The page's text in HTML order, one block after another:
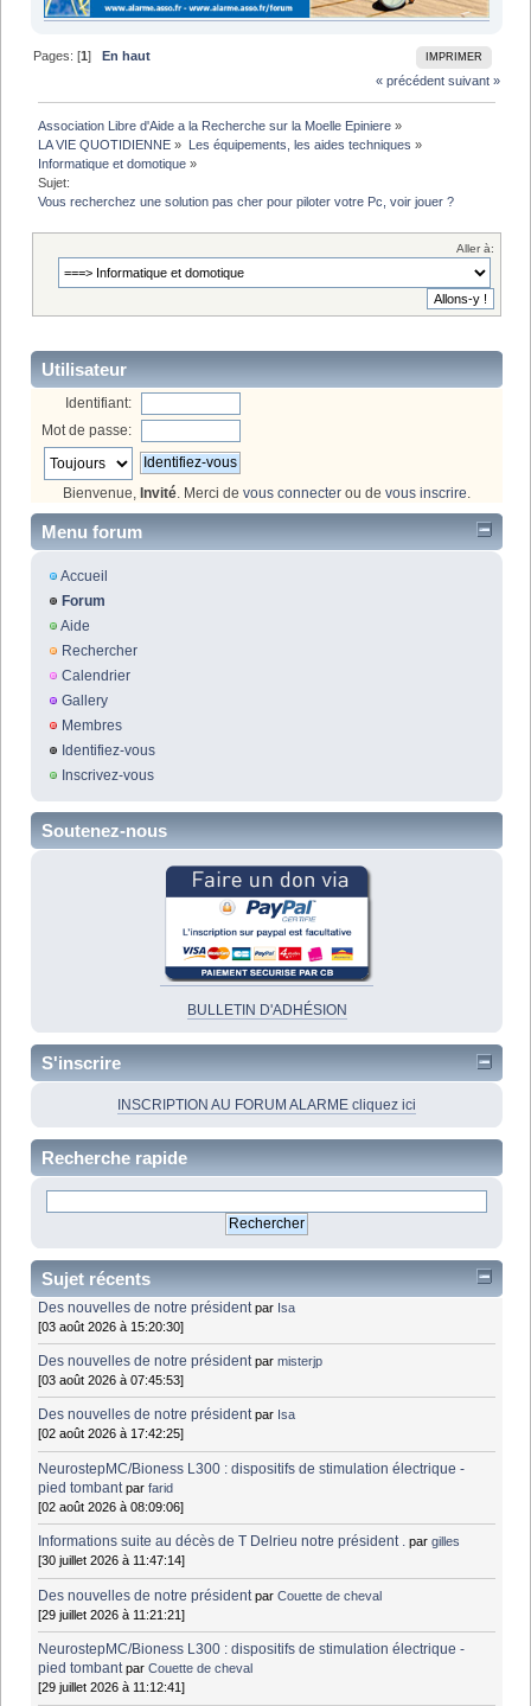
IMPRIMER
Pages: [1]En haut
« précédent suivant »
Association Libre d'Aide a la Recherche sur la Moelle Epiniere »
LA VIE QUOTIDIENNE » Les équipements, les aides techniques »
Informatique et domotique »
Sujet:
Vous recherchez une solution pas cher pour piloter votre Pc, voir jouer ?
Aller à:
Utilisateur
Identifiant:
Mot de passe:
Bienvenue, Invité. Merci de vous connecter ou de vous inscrire.
Menu forum
Accueil
Forum
Aide
Rechercher
Calendrier
Gallery
Membres
Identifiez-vous
Inscrivez-vous
Soutenez-nous
BULLETIN D'ADHÉSION
S'inscrire
INSCRIPTION AU FORUM ALARME cliquez ici
Recherche rapide
Sujet récents
Des nouvelles de notre président par Isa
[03 août 2026 à 15:20:30]
Des nouvelles de notre président parmisterjp
[03 août 2026 à 07:45:53]
Des nouvelles de notre président par Isa
[02 août 2026 à 17:42:25]
NeurostepMC/Bioness L300 : dispositifs de stimulation électrique -
pied tombant parfarid
[02 août 2026 à 08:09:06]
Informations suite au décès de T Delrieu notre président . pargilles
[30 juillet 2026 à 11:47:14]
Des nouvelles de notre président parCouette de cheval
[29 juillet 2026 à 11:21:21]
NeurostepMC/Bioness L300 : dispositifs de stimulation électrique -
pied tombant parCouette de cheval
[29 juillet 2026 à 11:12:41]